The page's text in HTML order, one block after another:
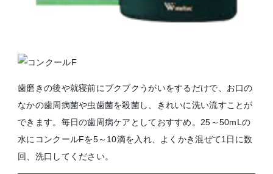
歯磨きの後や就寝前にブクブクうがいをするだけで、お口の
なかの歯周病菌や虫歯菌を殺菌し、きれいに洗い流すことが
できます。毎日の歯周病ケアとしておすすめ。25～50mLの
水にコンクールFを5～10滴を入れ、よくかき混ぜて1日に数
回、洗口してください。